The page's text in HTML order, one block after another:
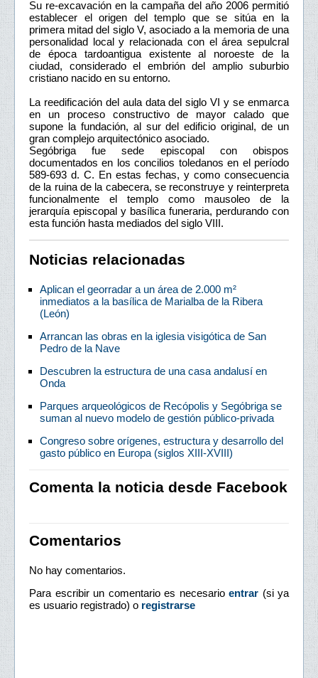
Su re-excavación en la campaña del año 2006 permitió
establecer el origen del templo que se sitúa en la
primera mitad del siglo V, asociado a la memoria de una
personalidad local y relacionada con el área sepulcral
de época tardoantigua existente al noroeste de la
ciudad, considerado el embrión del amplio suburbio
cristiano nacido en su entorno.
La reedificación del aula data del siglo VI y se enmarca
en un proceso constructivo de mayor calado que
supone la fundación, al sur del edificio original, de un
gran complejo arquitectónico asociado.
Segóbriga fue sede episcopal con obispos
documentados en los concilios toledanos en el período
589-693 d. C. En estas fechas, y como consecuencia
de la ruina de la cabecera, se reconstruye y reinterpreta
funcionalmente el templo como mausoleo de la
jerarquía episcopal y basílica funeraria, perdurando con
esta función hasta mediados del siglo VIII.
Noticias relacionadas
Aplican el georradar a un área de 2.000 m²
inmediatos a la basílica de Marialba de la Ribera
(León)
Arrancan las obras en la iglesia visigótica de San
Pedro de la Nave
Descubren la estructura de una casa andalusí en
Onda
Parques arqueológicos de Recópolis y Segóbriga se
suman al nuevo modelo de gestión público-privada
Congreso sobre orígenes, estructura y desarrollo del
gasto público en Europa (siglos XIII-XVIII)
Comenta la noticia desde Facebook
Comentarios
No hay comentarios.
Para escribir un comentario es necesario entrar (si ya
es usuario registrado) o registrarse